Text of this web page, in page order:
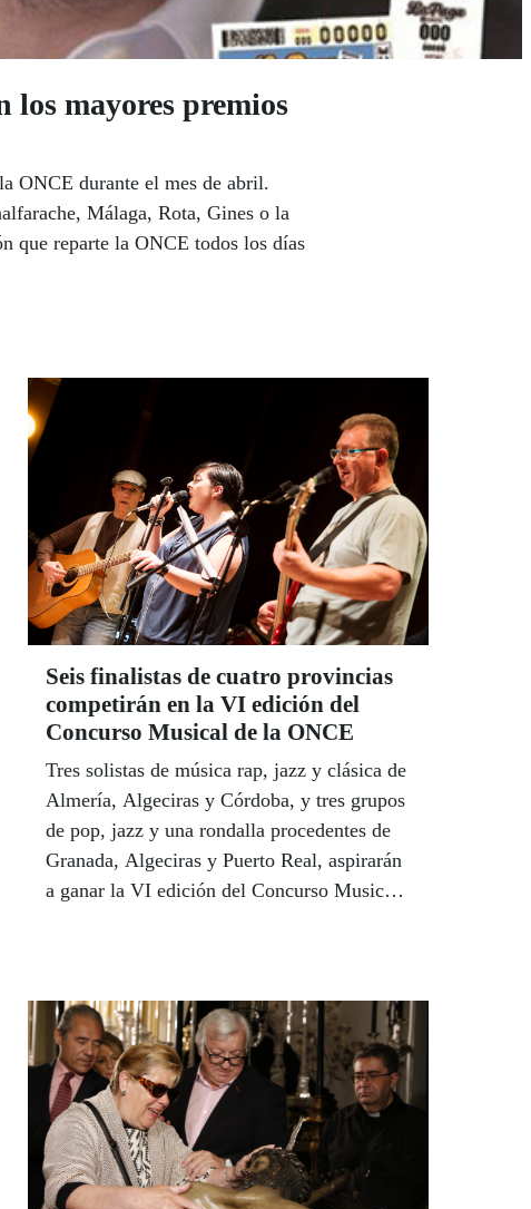
mayores premios
ONCE durante el mes de abril.
Málaga, Rota, Gines o la
que reparte la ONCE todos los días
Seis finalistas de cuatro provincias
competirán en la VI edición del
Concurso Musical de la ONCE
Tres solistas de música rap, jazz y clásica de
Almería, Algeciras y Córdoba, y tres grupos
de pop, jazz y una rondalla procedentes de
Granada, Algeciras y Puerto Real, aspirarán
a ganar la VI edición del Concurso Musical
solistas y 5 grupos musicales procedentes de
cuatro provincias andaluzas. La gala para
decidir la final, que es abierta al público,
tendrá lugar el próximo lunes 15 de mayo en
la Delegación Territorial de la ONCE y será
presentada por la presentadora del programa
'75 Minutos' de Canal Sur Televisión,